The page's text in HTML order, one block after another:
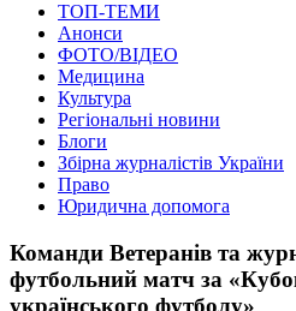
ТОП-ТЕМИ
Анонси
ФОТО/ВІДЕО
Медицина
Культура
Регіональні новини
Блоги
Збірна журналістів України
Право
Юридична допомога
Команди Ветеранів та
футбольний матч за
українського футболу»